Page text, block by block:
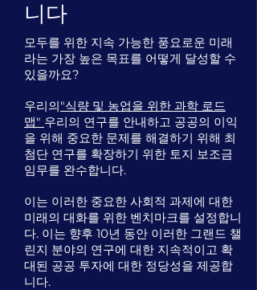
니다
모두를 위한 지속 가능한 풍요로운 미래
라는 가장 높은 목표를 어떻게 달성할 수
있을까요?
우리의"식량 및 농업을 위한 과학 로드
맵" 우리의 연구를 안내하고 공공의 이익
을 위해 중요한 문제를 해결하기 위해 최
첨단 연구를 확장하기 위한 토지 보조금
임무를 완수합니다.
이는 이러한 중요한 사회적 과제에 대한
미래의 대화를 위한 벤치마크를 설정합니
다. 이는 향후 10년 동안 이러한 그랜드 챌
린지 분야의 연구에 대한 지속적이고 확
대된 공공 투자에 대한 정당성을 제공합
니다.